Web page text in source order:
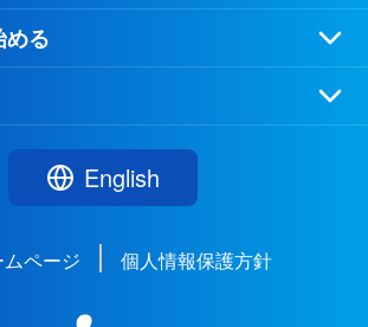
る
English
ページ 個人情報保護方針